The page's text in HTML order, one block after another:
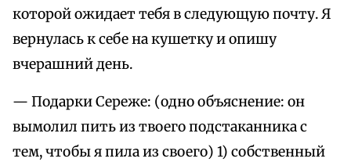
которой ожидает тебя в следующую почту. Я
вернулась к себе на кушетку и опишу
вчерашний день.
— Подарки Сереже: (одно объяснение: он
вымолил пить из твоего подстаканника с
тем, чтобы я пила из своего) 1) собственный